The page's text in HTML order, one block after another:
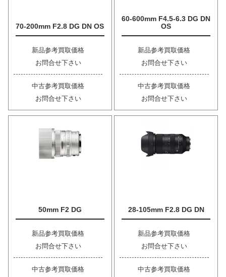
70-200mm F2.8 DG DN OS
新品参考買取価格
お問合せ下さい
中古参考買取価格
お問合せ下さい
60-600mm F4.5-6.3 DG DN
OS
新品参考買取価格
お問合せ下さい
中古参考買取価格
お問合せ下さい
50mm F2 DG
新品参考買取価格
お問合せ下さい
中古参考買取価格
28-105mm F2.8 DG DN
新品参考買取価格
お問合せ下さい
中古参考買取価格